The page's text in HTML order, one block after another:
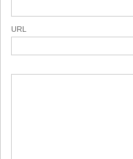
URL